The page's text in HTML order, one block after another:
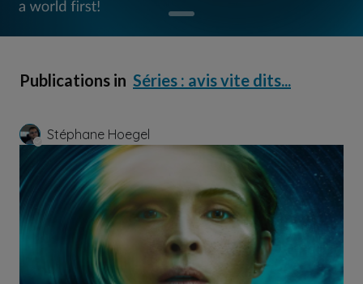
Publications in Séries : avis vite dits...
Stéphane Hoegel